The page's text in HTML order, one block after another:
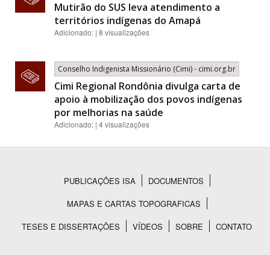
Mutirão do SUS leva atendimento a
territórios indígenas do Amapá
Adicionado: | 8 visualizações
Conselho Indigenista Missionário (Cimi) - cimi.org.br
Cimi Regional Rondônia divulga carta de
apoio à mobilização dos povos indígenas
por melhorias na saúde
Adicionado: | 4 visualizações
Rodapé
PUBLICAÇÕES ISA
DOCUMENTOS
MAPAS E CARTAS TOPOGRAFICAS
TESES E DISSERTAÇÕES
VÍDEOS SOBRE CONTATO